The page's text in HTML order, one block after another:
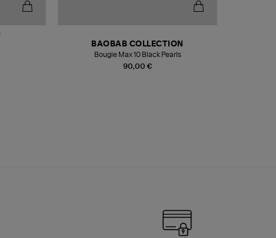
90,00 €
BAOBAB COLLECTION
Bougie Max 10 Black Pearls